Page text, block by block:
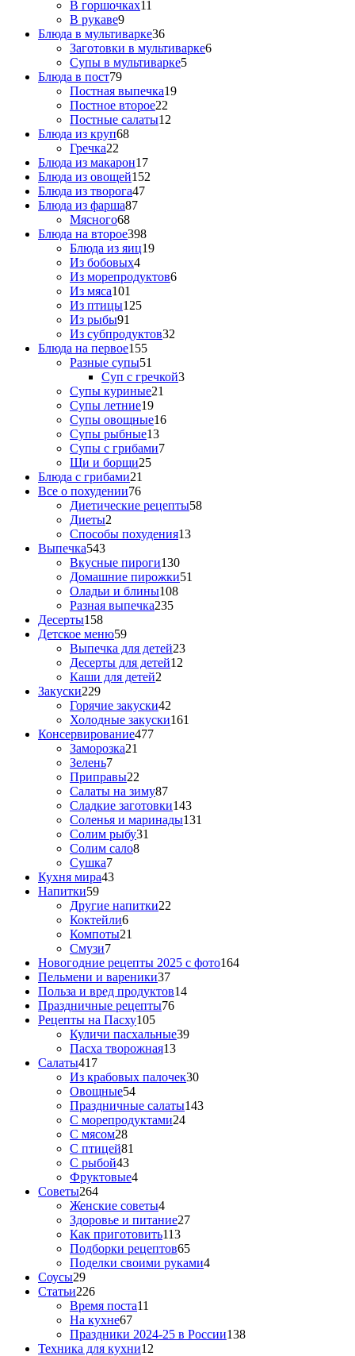
В горшочках11
В рукаве9
Блюда в мультиварке36
Заготовки в мультиварке6
Супы в мультиварке5
Блюда в пост79
Постная выпечка19
Постное второе22
Постные салаты12
Блюда из круп68
Гречка22
Блюда из макарон17
Блюда из овощей152
Блюда из творога47
Блюда из фарша87
Мясного68
Блюда на второе398
Блюда из яиц19
Из бобовых4
Из морепродуктов6
Из мяса101
Из птицы125
Из рыбы91
Из субпродуктов32
Блюда на первое155
Разные супы51
Суп с гречкой3
Супы куриные21
Супы летние19
Супы овощные16
Супы рыбные13
Супы с грибами7
Щи и борщи25
Блюда с грибами21
Все о похудении76
Диетические рецепты58
Диеты2
Способы похудения13
Выпечка543
Вкусные пироги130
Домашние пирожки51
Оладьи и блины108
Разная выпечка235
Десерты158
Детское меню59
Выпечка для детей23
Десерты для детей12
Каши для детей2
Закуски229
Горячие закуски42
Холодные закуски161
Консервирование477
Заморозка21
Зелень7
Приправы22
Салаты на зиму87
Сладкие заготовки143
Соленья и маринады131
Солим рыбу31
Солим сало8
Сушка7
Кухня мира43
Напитки59
Другие напитки22
Коктейли6
Компоты21
Смузи7
Новогодние рецепты 2025 с фото164
Пельмени и вареники37
Польза и вред продуктов14
Праздничные рецепты76
Рецепты на Пасху105
Куличи пасхальные39
Пасха творожная13
Салаты417
Из крабовых палочек30
Овощные54
Праздничные салаты143
С морепродуктами24
С мясом28
С птицей81
С рыбой43
Фруктовые4
Советы264
Женские советы4
Здоровье и питание27
Как приготовить113
Подборки рецептов65
Поделки своими руками4
Соусы29
Статьи226
Время поста11
На кухне67
Праздники 2024-25 в России138
Техника для кухни12